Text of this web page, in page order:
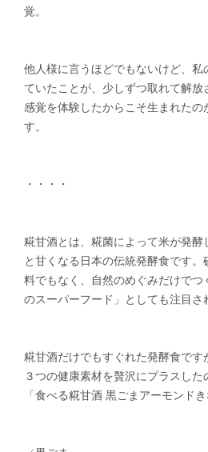
覚。
他人様に言うほどでもないけど、私
ていたことが、少しずつ取れて解放
感覚を体験したからこそ生まれたの
す。
・・・・
糀甘酒とは、糀菌によって米が発酵
と甘くなる日本の伝統発酵食です
料でもなく、自然のめぐみだけでつ
のスーパーフード」としても注目さ
糀甘酒だけでもすぐれた発酵食です
３つの健康素材を贅沢にプラスした
「食べる糀甘酒 黒ごまアーモンドき